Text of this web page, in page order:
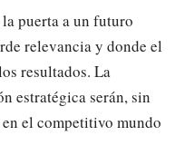
puerta a un futuro
relevancia y donde el
resultados. La
estratégica serán, sin
el competitivo mundo